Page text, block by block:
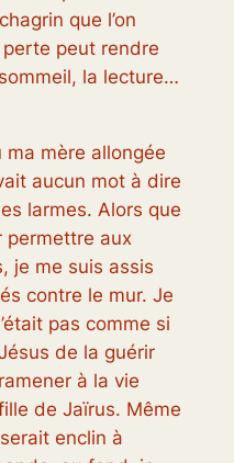
que l’on
peut rendre
la lecture…
mère allongée
aucun mot à dire
larmes. Alors que
permettre aux
je me suis assis
contre le mur. Je
pas comme si
de la guérir
à la vie
de Jaïrus. Même
enclin à